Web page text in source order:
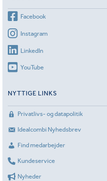
Facebook
Instagram
LinkedIn
YouTube
NYTTIGE LINKS
Privatlivs- og datapolitik
Idealcombi Nyhedsbrev
Find medarbejder
Kundeservice
Nyheder